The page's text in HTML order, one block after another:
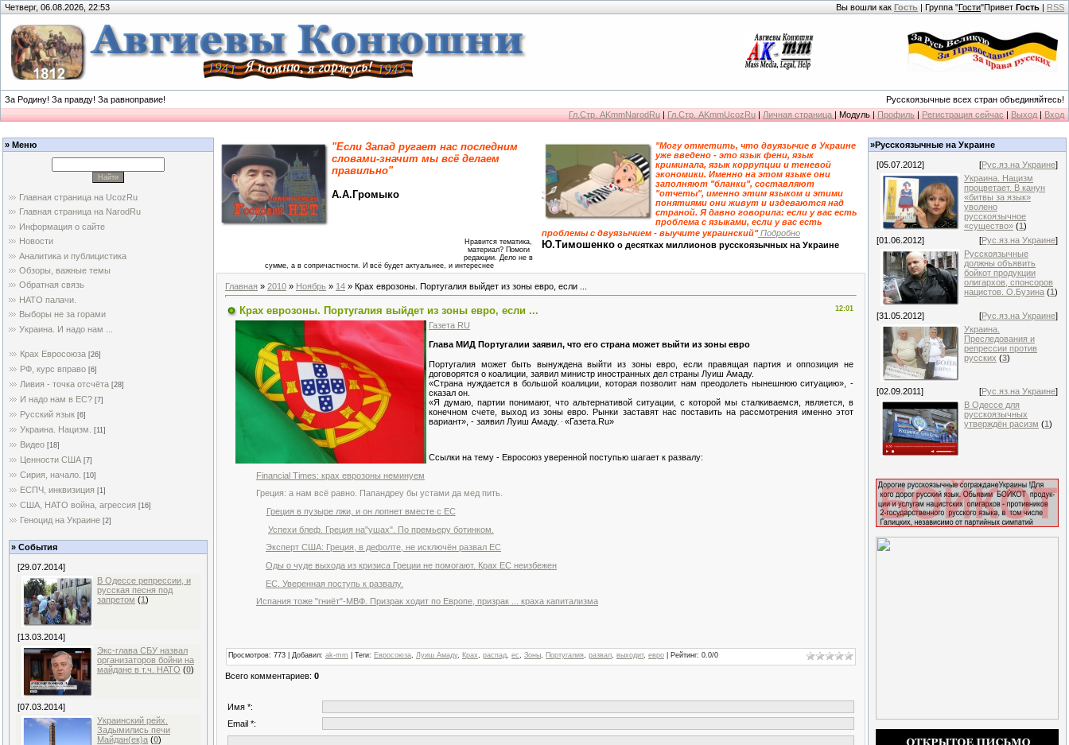
Четверг, 06.08.2026, 22:53 Вы вошли как Гость | Группа "Гости"Привет Гость | RSS
За Родину! За правду! За равноправие!
Русскоязычные всех стран объединяйтесь!
Гл.Стр. AKmmNarodRu | Гл.Стр. AKmmUcozRu | Личная страница | Модуль | Профиль | Регистрация сейчас | Выход | Вход
» Меню
Главная страница на UcozRu
Главная страница на NarodRu
Информация о сайте
Новости
Аналитика и публицистика
Обзоры, важные темы
Обратная связь
НАТО палачи.
Выборы не за горами
Украина. И надо нам ...
Крах Евросоюза [26]
РФ, курс вправо [6]
Ливия - точка отсчёта [28]
И надо нам в ЕС? [7]
Русский язык [6]
Украина. Нацизм. [11]
Видео [18]
Ценности США [7]
Сирия, начало. [10]
ЕСПЧ, инквизиция [1]
США, НАТО война, агрессия [16]
Геноцид на Украине [2]
» События
[29.07.2014]
В Одессе репрессии, и
русская песня под
запретом (1)
[13.03.2014]
Экс-глава СБУ назвал
организаторов бойни на
майдане в т.ч. НАТО (0)
[07.03.2014]
Украинский рейх.
Задымились печи
Майдан(ек)а (0)
"Если Запад ругает нас последним
словами-значит мы всё делаем
правильно"
А.А.Громыко
"Могу отметить, что двуязычие в Украине
уже введено - это язык фени, язык
криминала, язык коррупции и теневой
экономики. Именно на этом языке они
заполняют "бланки", составляют
"отчеты", именно этим языком и этими
понятиями они живут и издеваются над
страной. Я давно говорила: если у вас есть
проблема с языками, если у вас есть
проблемы с двуязычием - выучите украинский"Подробно
Ю.Тимошенко о десятках миллионов русскоязычных на Украине
Нравится тематика,
материал? Помоги
редакции. Дело не в
сумме, а в сопричастности. И всё будет актуальнее, и интереснее
Главная » 2010 » Ноябрь » 14 » Крах еврозоны. Португалия выйдет из зоны евро, если ...
12:01
Крах еврозоны. Португалия выйдет из зоны евро, если ...
Газета RU
Глава МИД Португалии заявил, что его страна может выйти из зоны евро
Португалия может быть вынуждена выйти из зоны евро, если правящая партия и оппозиция не
договорятся о коалиции, заявил министр иностранных дел страны Луиш Амаду.
«Страна нуждается в большой коалиции, которая позволит нам преодолеть нынешнюю ситуацию», -
сказал он.
«Я думаю, партии понимают, что альтернативой ситуации, с которой мы сталкиваемся, является, в
конечном счете, выход из зоны евро. Рынки заставят нас поставить на рассмотрения именно этот
вариант», - заявил Луиш Амаду.
«Газета.Ru»
Ссылки на тему - Евросоюз уверенной поступью шагает к развалу:
Financial Times: крах еврозоны неминуем
Греция: а нам всё равно. Папандреу бы устами да мед пить.
Греция в пузыре лжи, и он лопнет вместе с ЕС
Успехи блеф. Греция на"ушах". По премьеру ботинком.
Эксперт США: Греция, в дефолте, не исключён развал ЕС
Оды о чуде выхода из кризиса Греции не помогают. Крах ЕС неизбежен
ЕС. Уверенная поступь к развалу.
Испания тоже "гниёт"-МВФ. Призрак ходит по Европе, призрак ... краха капитализма
Просмотров: 773 | Добавил: ak-mm Теги: Евросоюза Луиш Амаду, Крах распад ес Зоны Португалия развал выходит, евро Рейтинг: 0.0/0
Всего комментариев: 0
Имя *:
Email *:
»Русскоязычные на Украине
[05.07.2012] [Рус.яз.на Украине]
Украина. Нацизм
процветает. В канун
«битвы за язык»
уволено
русскоязычное
«существо» (1)
[01.06.2012]
[Рус.яз.на Украине]
Русскоязычные
должны объявить
бойкот продукции
олигархов, спонсоров
нацистов. О.Бузина (1)
[31.05.2012] [Рус.яз.на Украине]
Украина.
Преследования и
репрессии против
русских (3)
[02.09.2011] [Рус.яз.на Украине]
В Одессе для
русскоязычных
утверждён расизм (1)